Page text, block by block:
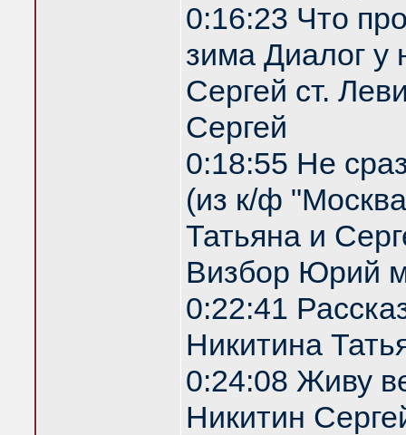
0:16:23 Что
зима Диалог у
Сергей ст.
Сергей
0:18:55 Не
(из к/ф
Татьяна и
Визбор Юрий
0:22:41
Никитина
0:24:08 Живу
Никитин